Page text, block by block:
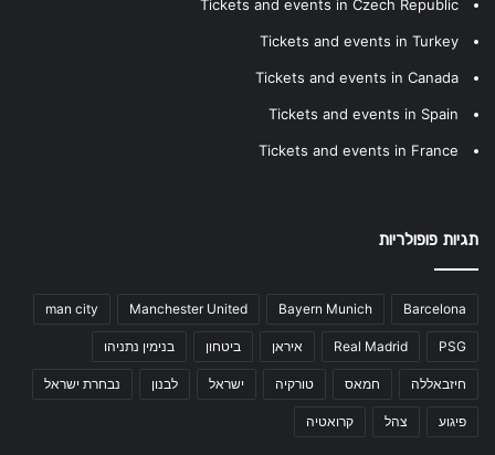
Tickets and events in Czech Republic
Tickets and events in Turkey
Tickets and events in Canada
Tickets and events in Spain
Tickets and events in France
תגיות פופולריות
Barcelona
Bayern Munich
Manchester United
man city
PSG
Real Madrid איראן ביטחון בנימין נתניהו
חיזבאללה חמאס טורקיה ישראל לבנון נבחרת ישראל
פיגוע צהל קרואטיה